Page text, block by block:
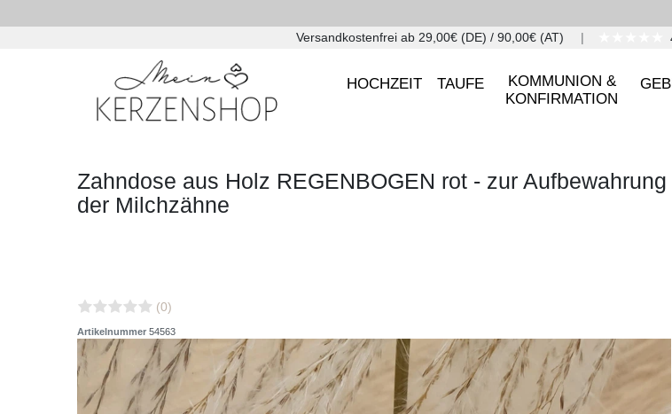
Versandkostenfrei ab 29,00€ (DE) / 90,00€ (AT)
HOCHZEIT TAUFE
KOMMUNION &
KONFIRMATION
Zahndose aus Holz REGENBOGEN rot - zur Aufbewahrung
der Milchzähne
(0)
Artikelnummer 54563